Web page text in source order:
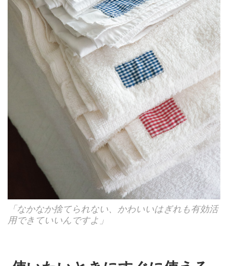
「なかなか捨てられない、かわいいはぎれも有効活
用できていいんですよ」